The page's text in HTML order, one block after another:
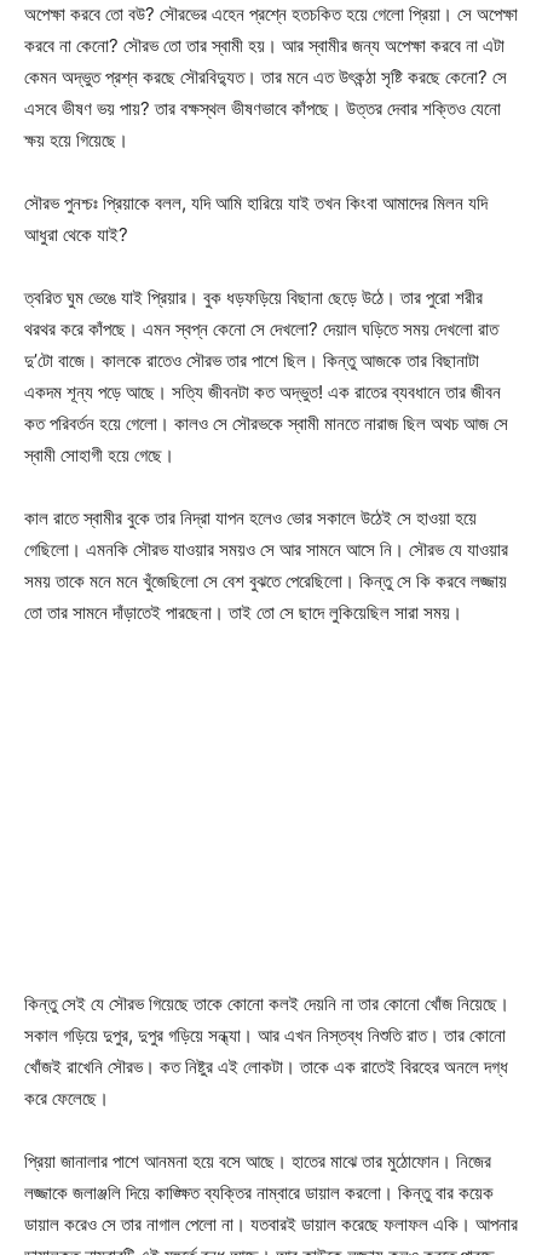
অপেক্ষা করবে তো বউ? সৌরভের এহেন প্রশ্নে হতচকিত হয়ে গেলো প্রিয়া। সে অপেক্ষা
করবে না কেনো? সৌরভ তো তার স্বামী হয়। আর স্বামীর জন্য অপেক্ষা করবে না এটা
কেমন অদ্ভুত প্রশ্ন করছে সৌরবিদ্যুত। তার মনে এত উৎকন্ঠা সৃষ্টি করছে কেনো? সে
এসবে ভীষণ ভয় পায়? তার বক্ষস্থল ভীষণভাবে কাঁপছে। উত্তর দেবার শক্তিও যেনো
ক্ষয় হয়ে গিয়েছে।
সৌরভ পুনশ্চঃ প্রিয়াকে বলল, যদি আমি হারিয়ে যাই তখন কিংবা আমাদের মিলন যদি
আধুরা থেকে যাই?
ত্বরিত ঘুম ভেঙে যাই প্রিয়ার। বুক ধড়ফড়িয়ে বিছানা ছেড়ে উঠে। তার পুরো শরীর
থরথর করে কাঁপছে। এমন স্বপ্ন কেনো সে দেখলো? দেয়াল ঘড়িতে সময় দেখলো রাত
দু’টো বাজে। কালকে রাতেও সৌরভ তার পাশে ছিল। কিন্তু আজকে তার বিছানাটা
একদম শূন্য পড়ে আছে। সত্যি জীবনটা কত অদ্ভুত! এক রাতের ব্যবধানে তার জীবন
কত পরিবর্তন হয়ে গেলো। কালও সে সৌরভকে স্বামী মানতে নারাজ ছিল অথচ আজ সে
স্বামী সোহাগী হয়ে গেছে।
কাল রাতে স্বামীর বুকে তার নিদ্রা যাপন হলেও ভোর সকালে উঠেই সে হাওয়া হয়ে
গেছিলো। এমনকি সৌরভ যাওয়ার সময়ও সে আর সামনে আসে নি। সৌরভ যে যাওয়ার
সময় তাকে মনে মনে খুঁজেছিলো সে বেশ বুঝতে পেরেছিলো। কিন্তু সে কি করবে লজ্জায়
তো তার সামনে দাঁড়াতেই পারছেনা। তাই তো সে ছাদে লুকিয়েছিল সারা সময়।
কিন্তু সেই যে সৌরভ গিয়েছে তাকে কোনো কলই দেয়নি না তার কোনো খোঁজ নিয়েছে।
সকাল গড়িয়ে দুপুর, দুপুর গড়িয়ে সন্ধ্যা। আর এখন নিস্তব্ধ নিশুতি রাত। তার কোনো
খোঁজই রাখেনি সৌরভ। কত নিষ্টুর এই লোকটা। তাকে এক রাতেই বিরহের অনলে দগ্ধ
করে ফেলেছে।
প্রিয়া জানালার পাশে আনমনা হয়ে বসে আছে। হাতের মাঝে তার মুঠোফোন। নিজের
লজ্জাকে জলাঞ্জলি দিয়ে কাঙ্ক্ষিত ব্যক্তির নাম্বারে ডায়াল করলো। কিন্তু বার কয়েক
ডায়াল করেও সে তার নাগাল পেলো না। যতবারই ডায়াল করেছে ফলাফল একি। আপনার